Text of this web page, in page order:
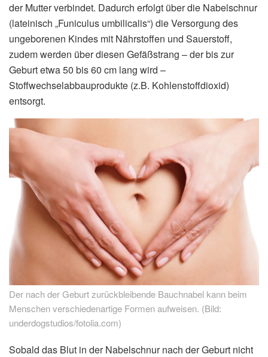
der Mutter verbindet. Dadurch erfolgt über die Nabelschnur
(lateinisch „Funiculus umbilicalis“) die Versorgung des
ungeborenen Kindes mit Nährstoffen und Sauerstoff,
zudem werden über diesen Gefäßstrang – der bis zur
Geburt etwa 50 bis 60 cm lang wird –
Stoffwechselabbauprodukte (z.B. Kohlenstoffdioxid)
entsorgt.
Der nach der Geburt zurückbleibende Bauchnabel kann beim
Menschen verschiedenartige Formen aufweisen. (Bild:
underdogstudios/fotolia.com)
Sobald das Blut in der Nabelschnur nach der Geburt nicht